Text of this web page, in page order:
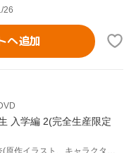
26
へ追加
入学編 2(完全生産限定